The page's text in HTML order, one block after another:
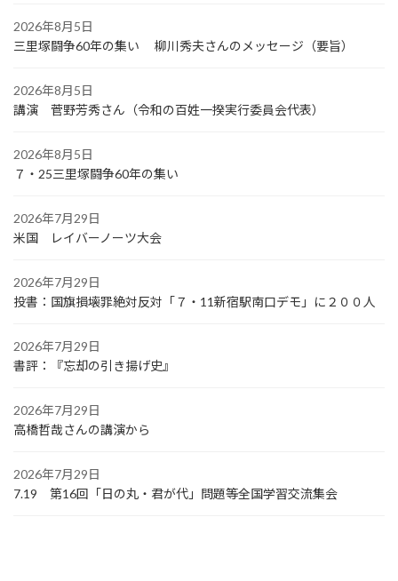
2026年8月5日
三里塚闘争60年の集い 柳川秀夫さんのメッセージ（要旨）
2026年8月5日
講演 菅野芳秀さん（令和の百姓一揆実行委員会代表）
2026年8月5日
７・25三里塚闘争60年の集い
2026年7月29日
米国 レイバーノーツ大会
2026年7月29日
投書：国旗損壊罪絶対反対「７・11新宿駅南口デモ」に２００人
2026年7月29日
書評：『忘却の引き揚げ史』
2026年7月29日
高橋哲哉さんの講演から
2026年7月29日
7.19 第16回「日の丸・君が代」問題等全国学習交流集会